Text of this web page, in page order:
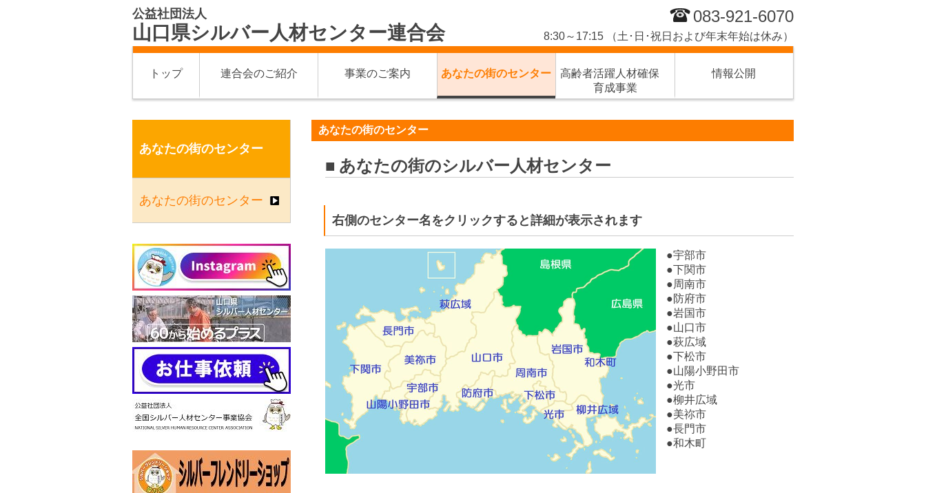
公益社団法人
山口県シルバー人材センター連合会
083-921-6070
8:30～17:15 （土･日･祝日および年末年始は休み）
トップ 連合会のご紹介 事業のご案内 あなたの街のセンター
高齢者活躍人材確保
育成事業
情報公開
あなたの街のセンター
■ あなたの街のシルバー人材センター
右側のセンター名をクリックすると詳細が表示されます
●宇部市
●下関市
●周南市
●防府市
●岩国市
●山口市
●萩広域
●下松市
●山陽小野田市
●光市
●柳井広域
●美祢市
●長門市
●和木町
あなたの街のセンター
あなたの街のセンター